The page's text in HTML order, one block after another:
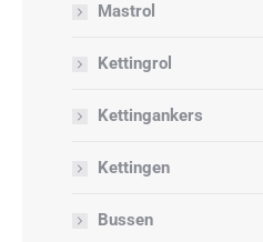
Mastrol
Kettingrol
Kettingankers
Kettingen
Bussen